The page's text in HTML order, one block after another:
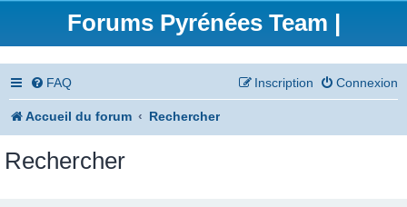
Forums Pyrénées Team |
FAQ Connexion
Inscription
Accueil du forum Rechercher
Rechercher